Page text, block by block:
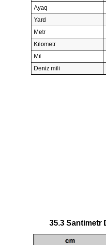
Ayaq
Yard
Metr
Kilometr
Mil
Deniz mili
35.3 Santimetr